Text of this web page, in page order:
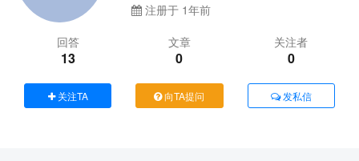
注册于 1年前
回答
13
文章
0
关注者
0
关注TA 向TA提问 发私信